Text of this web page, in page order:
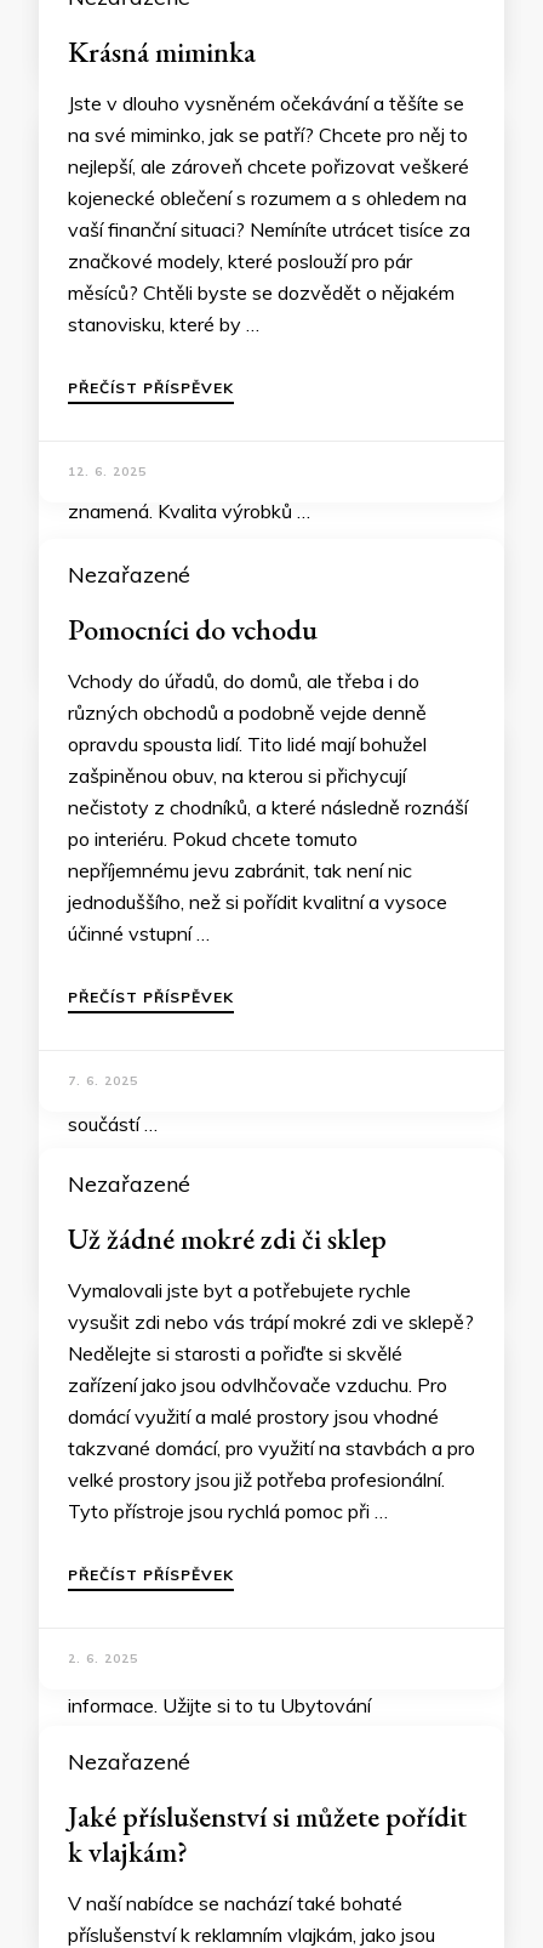
Krásná miminka
Jste v dlouho vysněném očekávání a těšíte se
na své miminko, jak se patří? Chcete pro něj to
nejlepší, ale zároveň chcete pořizovat veškeré
kojenecké oblečení s rozumem a s ohledem na
vaší finanční situaci? Nemíníte utrácet tisíce za
značkové modely, které poslouží pro pár
měsíců? Chtěli byste se dozvědět o nějakém
stanovisku, které by …
PŘEČÍST PŘÍSPĚVEK
12. 6. 2025
Nezařazené
Pomocníci do vchodu
Vchody do úřadů, do domů, ale třeba i do
různých obchodů a podobně vejde denně
opravdu spousta lidí. Tito lidé mají bohužel
zašpiněnou obuv, na kterou si přichycují
nečistoty z chodníků, a které následně roznáší
po interiéru. Pokud chcete tomuto
nepříjemnému jevu zabránit, tak není nic
jednoduššího, než si pořídit kvalitní a vysoce
účinné vstupní …
PŘEČÍST PŘÍSPĚVEK
7. 6. 2025
Nezařazené
Už žádné mokré zdi či sklep
Vymalovali jste byt a potřebujete rychle
vysušit zdi nebo vás trápí mokré zdi ve sklepě?
Nedělejte si starosti a pořiďte si skvělé
zařízení jako jsou odvlhčovače vzduchu. Pro
domácí využití a malé prostory jsou vhodné
takzvané domácí, pro využití na stavbách a pro
velké prostory jsou již potřeba profesionální.
Tyto přístroje jsou rychlá pomoc při …
PŘEČÍST PŘÍSPĚVEK
2. 6. 2025
Nezařazené
Jaké příslušenství si můžete pořídit
k vlajkám?
V naší nabídce se nachází také bohaté
příslušenství k reklamním vlajkám, jako jsou